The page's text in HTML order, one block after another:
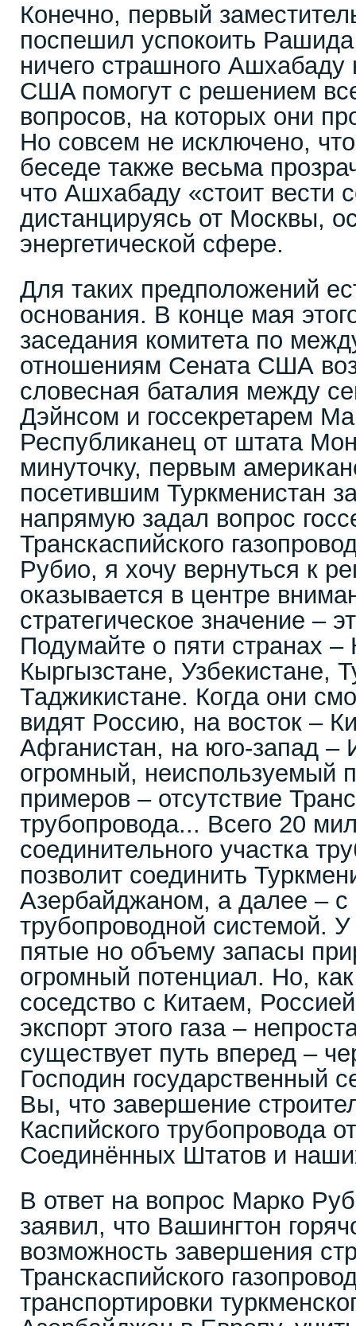
Конечно, первый
поспешил успокоить
ничего страшного Ашхабаду
СШA помогут с решением
вопросов, на которых они
Но совсем не исключено,
беседе также весьма
что Ашхабаду «стоит вести
дистанцируясь от Москвы,
энергетической сфере.
Для таких предположений
основания. В конце мая
заседания комитета по
отношениям Сената США
словесная баталия между
Дэйнсом и госсекретарем
Республиканец от штата
минуточку, первым
посетившим Туркменистан
напрямую задал вопрос
Транскаспийского
Рубио, я хочу вернуться к
оказывается в центре
стратегическое значение –
Подумайте о пяти странах –
Кыргызстане, Узбекистане,
Таджикистане. Когда они
видят Россию, на восток –
Афганистан, на юго-запад –
огромный, неиспользуемый
примеров – отсутствие
трубопровода... Всего 20
соединительного участка
позволит соединить
Азербайджаном, а далее – с
трубопроводной системой.
пятые но объему запасы
огромный потенциал. Но,
соседство с Китаем,
экспорт этого газа –
существует путь вперед –
Господин государственный
Вы, что завершение
Каспийского трубопровода
Соединённых Штатов и
В ответ на вопрос Марко
заявил, что Вашингтон
возможность завершения
Транскаспийского
транспортировки